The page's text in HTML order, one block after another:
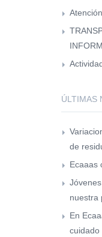
ÚLTIMAS
de
Ecaaas
nuestra
En
cuidado